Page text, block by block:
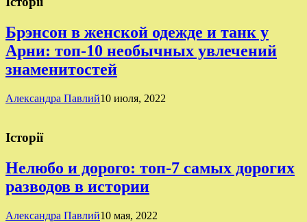
Брэнсон в женской одежде и танк у
Арни: топ-10 необычных увлечений
знаменитостей
Александра Павлий10 июля, 2022
Історії
Нелюбо и дорого: топ-7 самых дорогих
разводов в истории
Александра Павлий10 мая, 2022